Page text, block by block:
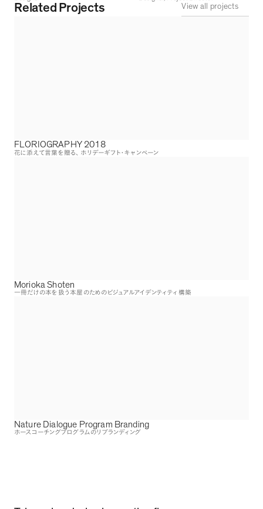
Related Projects View all projects
FLORIOGRAPHY 2018
花に添えて言葉を贈る、 ホリデーギフト・キャンペーン
Morioka Shoten
一冊だけの本を扱う本屋のためのビジュアルアイデンティティ構築
Nature Dialogue Program Branding
ホースコーチングプログラムのリブランディング